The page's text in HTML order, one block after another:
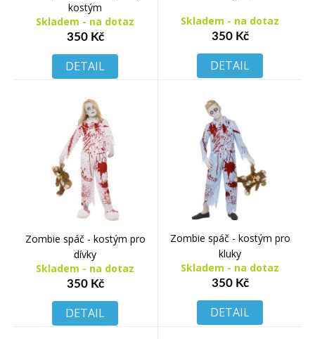
kostým
Skladem - na dotaz
350 Kč
DETAIL
Skladem - na dotaz
350 Kč
DETAIL
Zombie spáč - kostým pro
dívky
Skladem - na dotaz
350 Kč
DETAIL
Zombie spáč - kostým pro
kluky
Skladem - na dotaz
350 Kč
DETAIL